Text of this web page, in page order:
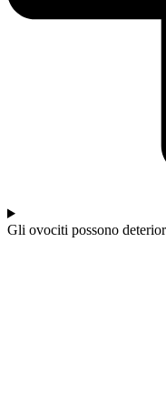
Gli ovociti possono